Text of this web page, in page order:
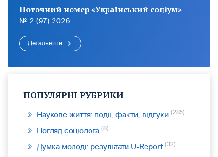
Поточний номер «Український соціум»
№ 2 (97) 2026
Детальніше
ПОПУЛЯРНІ РУБРИКИ
Наукове життя: події, факти, відгуки 285
Погляд соціолога 8
Думка молоді: результати U-Report 32